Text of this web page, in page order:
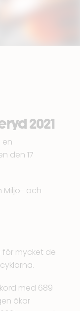
2021
en
den 17
Miljö- och
för mycket de
med 689
ökar